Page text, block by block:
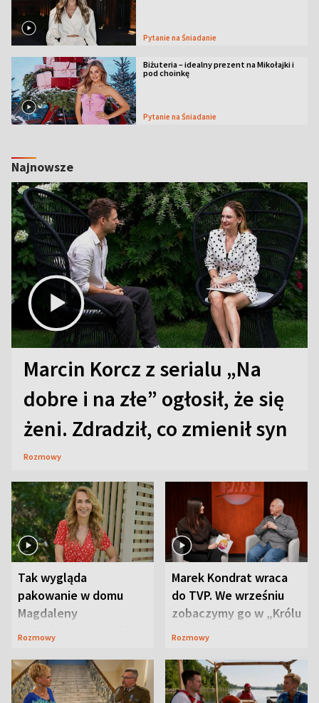
Pytanie na Śniadanie
Biżuteria – idealny prezent na Mikołajki i
pod choinkę
Pytanie na Śniadanie
Najnowsze
Marcin Korcz z serialu „Na
dobre i na złe” ogłosił, że się
żeni. Zdradził, co zmienił syn
Rozmowy
Tak wygląda
pakowanie w domu
Magdaleny
Waligórskiej-Lisieckiej.
Rozmowy
Marek Kondrat wraca
do TVP. We wrześniu
zobaczymy go w „Królu
Maciusiu I”
Rozmowy